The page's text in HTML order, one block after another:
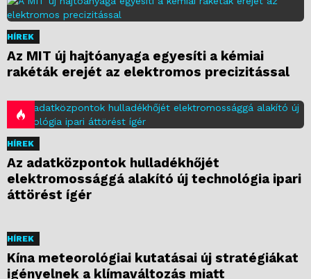
HÍREK
Az MIT új hajtóanyaga egyesíti a kémiai
rakéták erejét az elektromos precizitással
HÍREK
Az adatközpontok hulladékhőjét
elektromossággá alakító új technológia ipari
áttörést ígér
HÍREK
Kína meteorológiai kutatásai új stratégiákat
igényelnek a klímaváltozás miatt